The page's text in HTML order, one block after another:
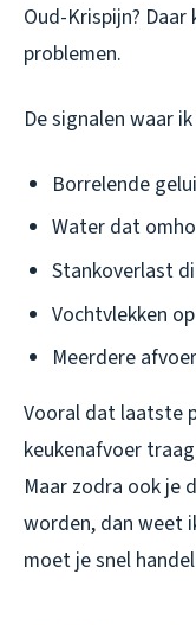
Oud-Krispijn?
problemen.
De signalen waar
Borrelende
Water dat
Stankoverlast
Vochtvlekken
Meerdere
Vooral dat laatste
keukenafvoer
Maar zodra ook je
worden, dan weet
moet je snel